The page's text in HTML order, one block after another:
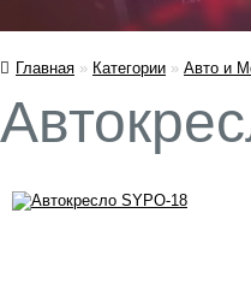
Главная » Категории » Авто и